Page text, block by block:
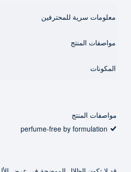
معلومات سرية للمحترفين
مواصفات المنتج
المكونات
مواصفات المنتج
perfume-free by formulation